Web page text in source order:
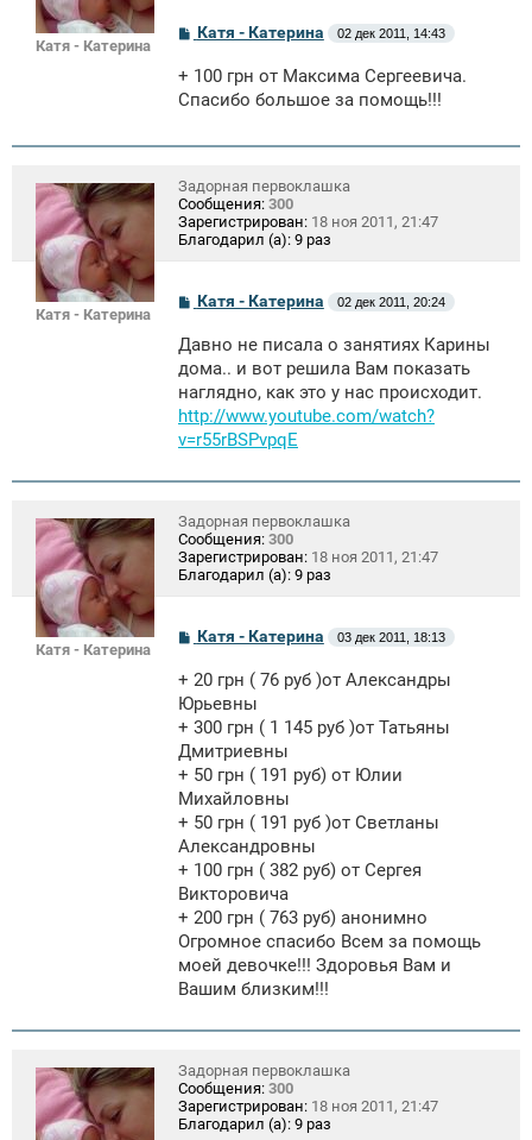
Катя - Катерина
С
б
щ
и
Катя - Катерина 02 дек 2011, 14:43
+ 100 грн от Максима Сергеевича.
Спасибо большое за помощь!!!
Катя - Катерина
Задорная первоклашка
Сообщения: 300
Зарегистрирован: 18 ноя 2011, 21:47
Благодарил (а): 9 раз
С
б
щ
н
и
Катя - Катерина 02 дек 2011, 20:24
Давно не писала о занятиях Карины
дома.. и вот решила Вам показать
наглядно, как это у нас происходит.
http://www.youtube.com/watch?
v=r55rBSPvpqE
Катя - Катерина
Задорная первоклашка
Сообщения: 300
Зарегистрирован: 18 ноя 2011, 21:47
Благодарил (а): 9 раз
С
б
щ
е
н
и
е
Катя - Катерина 03 дек 2011, 18:13
+ 20 грн ( 76 руб )от Александры
Юрьевны
+ 300 грн ( 1 145 руб )от Татьяны
Дмитриевны
+ 50 грн ( 191 руб) от Юлии
Михайловны
+ 50 грн ( 191 руб )от Светланы
Александровны
+ 100 грн ( 382 руб) от Сергея
Викторовича
+ 200 грн ( 763 руб) анонимно
Огромное спасибо Всем за помощь
моей девочке!!! Здоровья Вам и
Вашим близким!!!
Задорная первоклашка
Сообщения: 300
Зарегистрирован: 18 ноя 2011, 21:47
Благодарил (а): 9 раз